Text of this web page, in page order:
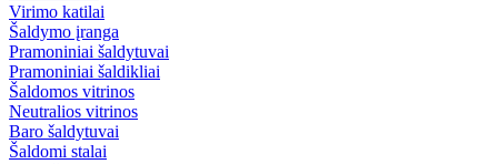
Virimo katilai
Šaldymo įranga
Pramoniniai šaldytuvai
Pramoniniai šaldikliai
Šaldomos vitrinos
Neutralios vitrinos
Baro šaldytuvai
Šaldomi stalai